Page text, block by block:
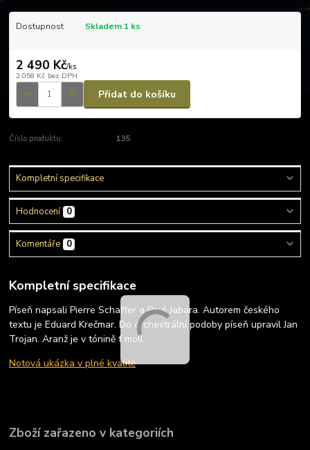
Dostupnost Skladem 1 ks
2 490 Kč/ks
2 058 Kč bez DPH
Přidat do košíku
Číslo produktu: 135
Kompletní specifikace
Hodnocení 0
Komentáře 0
Kompletní specifikace
Píseň napsali Pierre Schaffer a Paul Jabara. Autorem českého
textu je Eduard Krečmar. Do orchestrální podoby píseň upravil Jan
Trojan. Aranž je v tónině f moll.
Notová ukázka v plné kvalitě
Zboží zařazeno v kategoriích